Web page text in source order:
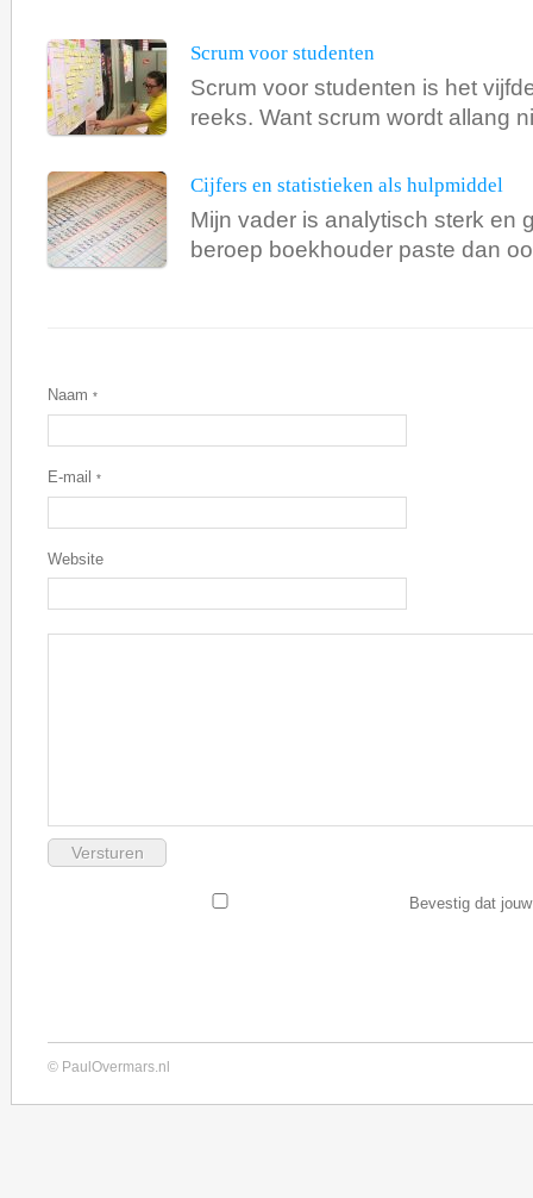
Scrum voor studenten
Scrum voor studenten is het
reeks. Want scrum wordt allang
Cijfers en statistieken als hulpmiddel
Mijn vader is analytisch sterk en
beroep boekhouder paste dan
Naam *
E-mail *
Website
Bevestig dat
© PaulOvermars.nl